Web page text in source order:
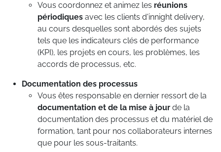
Vous coordonnez et animez les réunions
périodiques avec les clients d'innight delivery,
au cours desquelles sont abordés des sujets
tels que les indicateurs clés de performance
(KPI), les projets en cours, les problèmes, les
accords de processus, etc.
Documentation des processus
Vous êtes responsable en dernier ressort de la
documentation et de la mise à jour de la
documentation des processus et du matériel de
formation, tant pour nos collaborateurs internes
que pour les sous-traitants.